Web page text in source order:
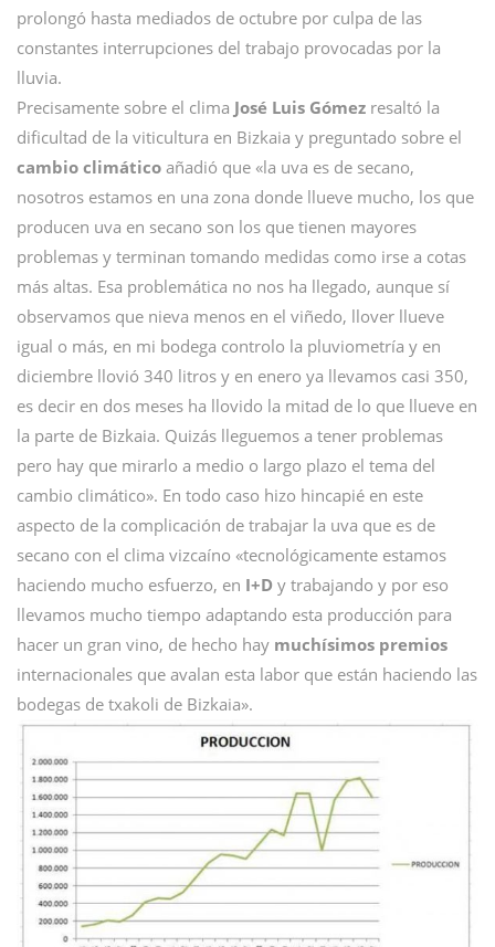
prolongó hasta mediados de octubre por culpa de las
constantes interrupciones del trabajo provocadas por la
lluvia.
Precisamente sobre el clima José Luis Gómez resaltó la
dificultad de la viticultura en Bizkaia y preguntado sobre el
cambio climático añadió que «la uva es de secano,
nosotros estamos en una zona donde llueve mucho, los que
producen uva en secano son los que tienen mayores
problemas y terminan tomando medidas como irse a cotas
más altas. Esa problemática no nos ha llegado, aunque sí
observamos que nieva menos en el viñedo, llover llueve
igual o más, en mi bodega controlo la pluviometría y en
diciembre llovió 340 litros y en enero ya llevamos casi 350,
es decir en dos meses ha llovido la mitad de lo que llueve en
la parte de Bizkaia. Quizás lleguemos a tener problemas
pero hay que mirarlo a medio o largo plazo el tema del
cambio climático». En todo caso hizo hincapié en este
aspecto de la complicación de trabajar la uva que es de
secano con el clima vizcaíno «tecnológicamente estamos
haciendo mucho esfuerzo, en I+D y trabajando y por eso
llevamos mucho tiempo adaptando esta producción para
hacer un gran vino, de hecho hay muchísimos premios
internacionales que avalan esta labor que están haciendo las
bodegas de txakoli de Bizkaia».